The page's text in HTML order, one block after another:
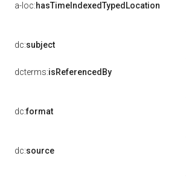
a-loc:hasTimeIndexedTypedLocation
dc:subject
dcterms:isReferencedBy
dc:format
dc:source